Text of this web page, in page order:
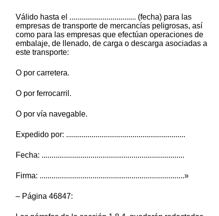
Válido hasta el .................................. (fecha) para las
empresas de transporte de mercancías peligrosas, así
como para las empresas que efectúan operaciones de
embalaje, de llenado, de carga o descarga asociadas a
este transporte:
O por carretera.
O por ferrocarril.
O por vía navegable.
Expedido por: .............................................................
Fecha: .........................................................................
Firma: ..........................................................................»
– Página 46847: